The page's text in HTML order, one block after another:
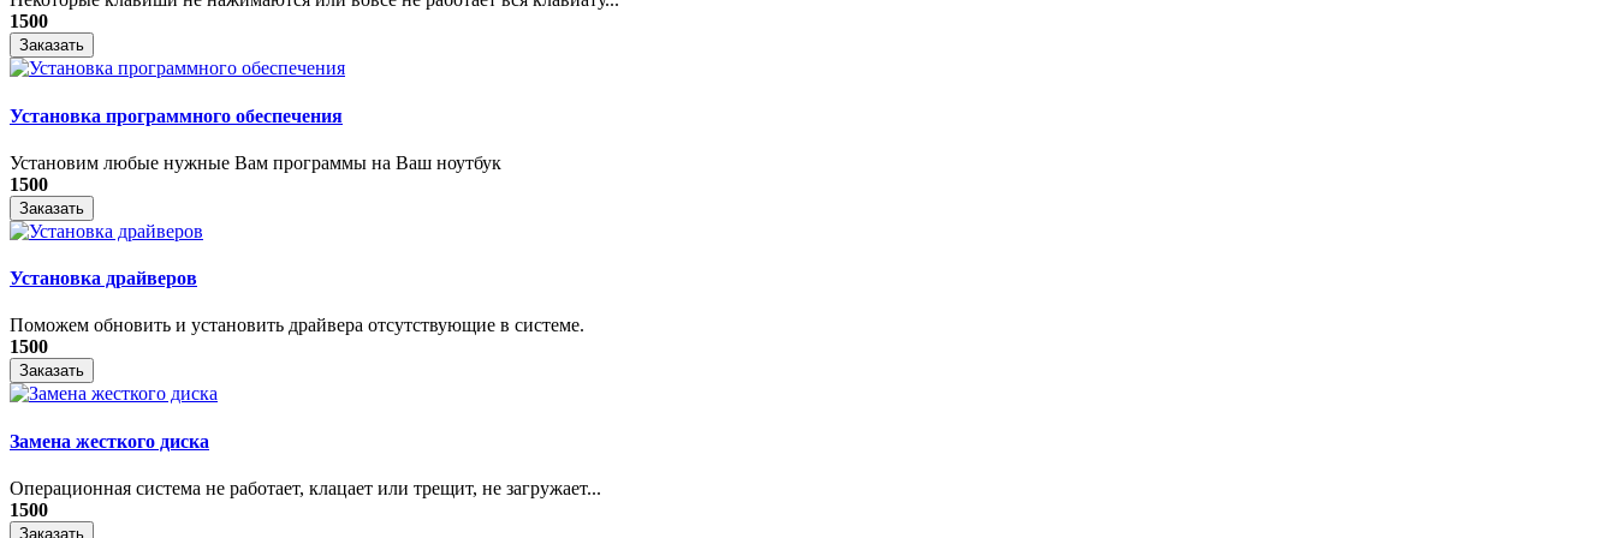
1500
Заказать
Установка программного обеспечения
Установим любые нужные Вам программы на Ваш ноутбук
1500
Заказать
Установка драйверов
Поможем обновить и установить драйвера отсутствующие в системе.
1500
Заказать
Замена жесткого диска
Операционная система не работает, клацает или трещит, не загружает...
1500
Заказать